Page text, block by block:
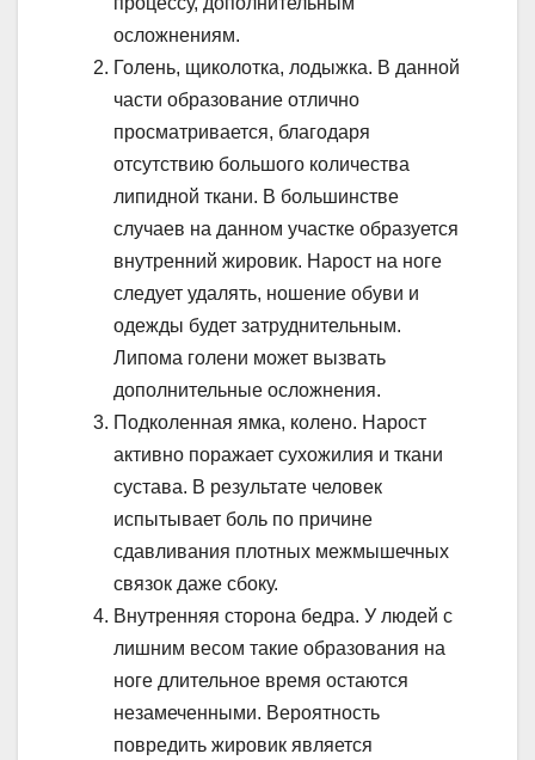
осложнениям.
Голень, щиколотка, лодыжка. В данной
части образование отлично
просматривается, благодаря
отсутствию большого количества
липидной ткани. В большинстве
случаев на данном участке образуется
внутренний жировик. Нарост на ноге
следует удалять, ношение обуви и
одежды будет затруднительным.
Липома голени может вызвать
дополнительные осложнения.
Подколенная ямка, колено. Нарост
активно поражает сухожилия и ткани
сустава. В результате человек
испытывает боль по причине
сдавливания плотных межмышечных
связок даже сбоку.
Внутренняя сторона бедра. У людей с
лишним весом такие образования на
ноге длительное время остаются
незамеченными. Вероятность
повредить жировик является